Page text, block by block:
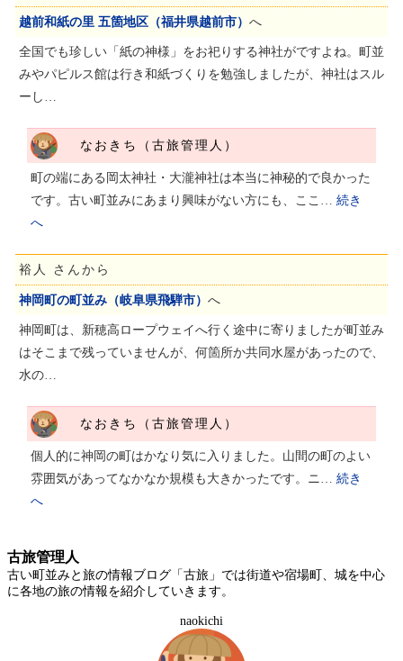
越前和紙の里 五箇地区（福井県越前市） へ
全国でも珍しい「紙の神様」をお祀りする神社がですよね。町並
みやパピルス館は行き和紙づくりを勉強しましたが、神社はスル
ーし…
なおきち（古旅管理人）
町の端にある岡太神社・大瀧神社は本当に神秘的で良かった
です。古い町並みにあまり興味がない方にも、ここ… 続き
へ
裕人 さんから
神岡町の町並み（岐阜県飛騨市） へ
神岡町は、新穂高ロープウェイへ行く途中に寄りましたが町並み
はそこまで残っていませんが、何箇所か共同水屋があったので、
水の…
なおきち（古旅管理人）
個人的に神岡の町はかなり気に入りました。山間の町のよい
雰囲気があってなかなか規模も大きかったです。ニ… 続き
へ
古旅管理人
古い町並みと旅の情報ブログ「古旅」では街道や宿場町、城を中心
に各地の旅の情報を紹介していきます。
naokichi